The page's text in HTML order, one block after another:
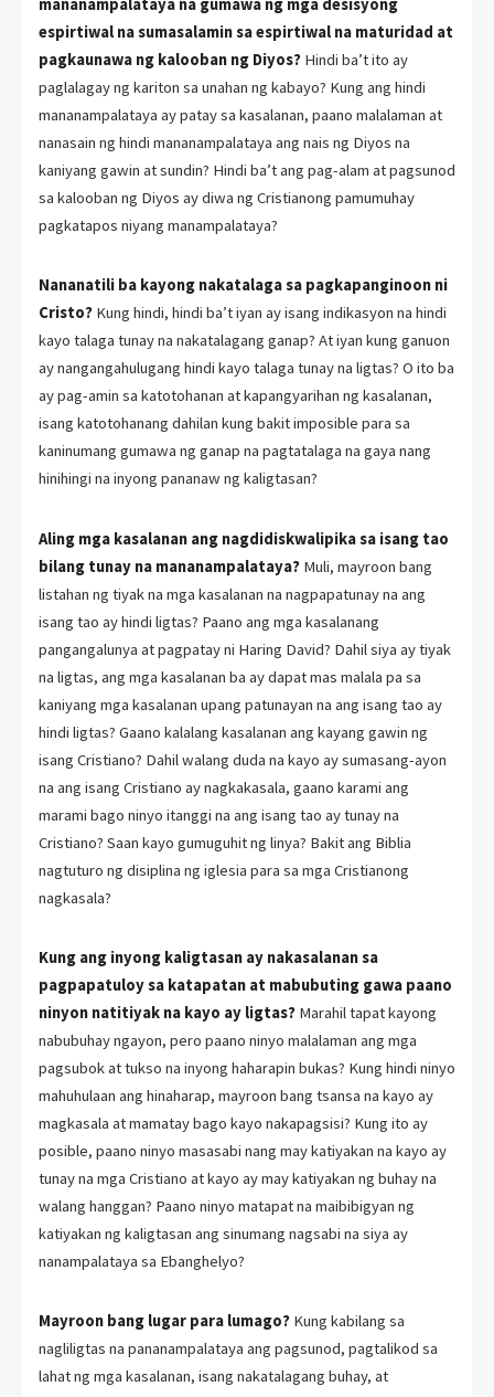
mananampalataya na gumawa ng mga desisyong
espirtiwal na sumasalamin sa espirtiwal na maturidad at
pagkaunawa ng kalooban ng Diyos? Hindi ba’t ito ay
paglalagay ng kariton sa unahan ng kabayo? Kung ang hindi
mananampalataya ay patay sa kasalanan, paano malalaman at
nanasain ng hindi mananampalataya ang nais ng Diyos na
kaniyang gawin at sundin? Hindi ba’t ang pag-alam at pagsunod
sa kalooban ng Diyos ay diwa ng Cristianong pamumuhay
pagkatapos niyang manampalataya?
Nananatili ba kayong nakatalaga sa pagkapanginoon ni
Cristo? Kung hindi, hindi ba’t iyan ay isang indikasyon na hindi
kayo talaga tunay na nakatalagang ganap? At iyan kung ganuon
ay nangangahulugang hindi kayo talaga tunay na ligtas? O ito ba
ay pag-amin sa katotohanan at kapangyarihan ng kasalanan,
isang katotohanang dahilan kung bakit imposible para sa
kaninumang gumawa ng ganap na pagtatalaga na gaya nang
hinihingi na inyong pananaw ng kaligtasan?
Aling mga kasalanan ang nagdidiskwalipika sa isang tao
bilang tunay na mananampalataya? Muli, mayroon bang
listahan ng tiyak na mga kasalanan na nagpapatunay na ang
isang tao ay hindi ligtas? Paano ang mga kasalanang
pangangalunya at pagpatay ni Haring David? Dahil siya ay tiyak
na ligtas, ang mga kasalanan ba ay dapat mas malala pa sa
kaniyang mga kasalanan upang patunayan na ang isang tao ay
hindi ligtas? Gaano kalalang kasalanan ang kayang gawin ng
isang Cristiano? Dahil walang duda na kayo ay sumasang-ayon
na ang isang Cristiano ay nagkakasala, gaano karami ang
marami bago ninyo itanggi na ang isang tao ay tunay na
Cristiano? Saan kayo gumuguhit ng linya? Bakit ang Biblia
nagtuturo ng disiplina ng iglesia para sa mga Cristianong
nagkasala?
Kung ang inyong kaligtasan ay nakasalanan sa
pagpapatuloy sa katapatan at mabubuting gawa paano
ninyon natitiyak na kayo ay ligtas? Marahil tapat kayong
nabubuhay ngayon, pero paano ninyo malalaman ang mga
pagsubok at tukso na inyong haharapin bukas? Kung hindi ninyo
mahuhulaan ang hinaharap, mayroon bang tsansa na kayo ay
magkasala at mamatay bago kayo nakapagsisi? Kung ito ay
posible, paano ninyo masasabi nang may katiyakan na kayo ay
tunay na mga Cristiano at kayo ay may katiyakan ng buhay na
walang hanggan? Paano ninyo matapat na maibibigyan ng
katiyakan ng kaligtasan ang sinumang nagsabi na siya ay
nanampalataya sa Ebanghelyo?
Mayroon bang lugar para lumago? Kung kabilang sa
nagliligtas na pananampalataya ang pagsunod, pagtalikod sa
lahat ng mga kasalanan, isang nakatalagang buhay, at